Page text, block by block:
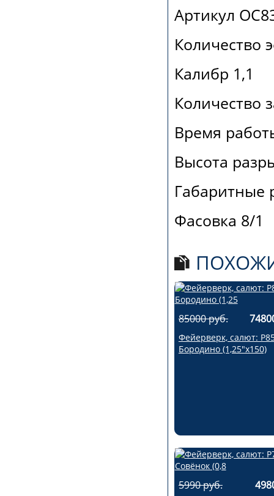
Артикул
Количество
Калибр 1,1
Количество
Время
Высота
Габаритные
Фасовка 8/1
85000 руб.
Фейерверк, салют:
Бородино (1,25"х150)
5990 руб.